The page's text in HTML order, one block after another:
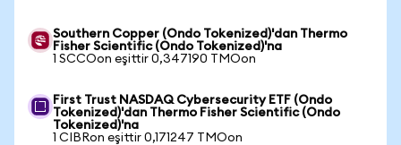
Southern Copper (Ondo Tokenized)'dan Thermo
Fisher Scientific (Ondo Tokenized)'na
1 SCCOon eşittir 0,347190 TMOon
First Trust NASDAQ Cybersecurity ETF (Ondo
Tokenized)'dan Thermo Fisher Scientific (Ondo
Tokenized)'na
1 CIBRon eşittir 0,171247 TMOon